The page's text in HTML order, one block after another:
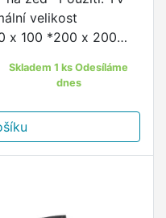
velikost
x 100 *200 x 200
…
Skladem 1 ks Odesíláme
dnes